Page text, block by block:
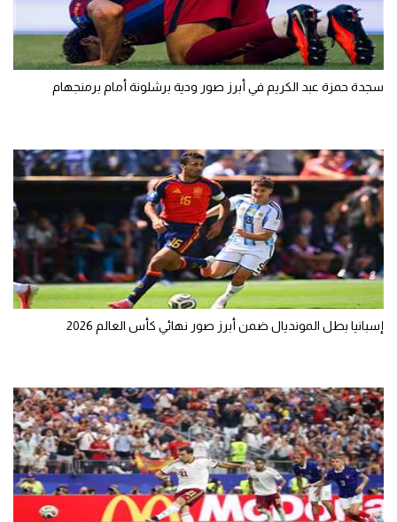
سجدة حمزة عبد الكريم في أبرز صور ودية برشلونة أمام برمنجهام
إسبانيا بطل المونديال ضمن أبرز صور نهائي كأس العالم 2026